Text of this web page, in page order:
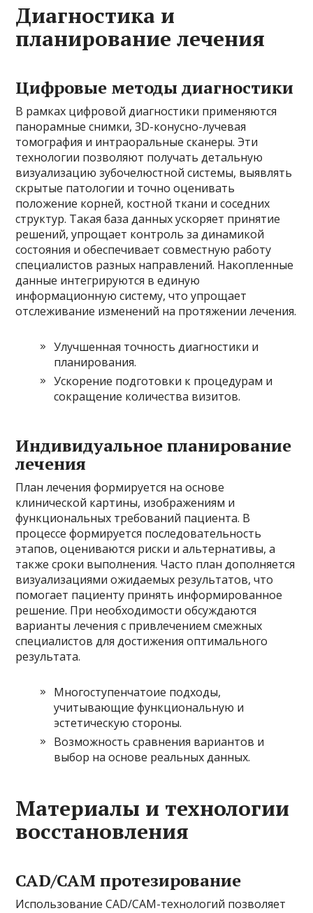
Диагностика и
планирование лечения
Цифровые методы диагностики
В рамках цифровой диагностики применяются
панорамные снимки, 3D-конусно-лучевая
томография и интраоральные сканеры. Эти
технологии позволяют получать детальную
визуализацию зубочелюстной системы, выявлять
скрытые патологии и точно оценивать
положение корней, костной ткани и соседних
структур. Такая база данных ускоряет принятие
решений, упрощает контроль за динамикой
состояния и обеспечивает совместную работу
специалистов разных направлений. Накопленные
данные интегрируются в единую
информационную систему, что упрощает
отслеживание изменений на протяжении лечения.
Улучшенная точность диагностики и
планирования.
Ускорение подготовки к процедурам и
сокращение количества визитов.
Индивидуальное планирование
лечения
План лечения формируется на основе
клинической картины, изображениям и
функциональных требований пациента. В
процессе формируется последовательность
этапов, оцениваются риски и альтернативы, а
также сроки выполнения. Часто план дополняется
визуализациями ожидаемых результатов, что
помогает пациенту принять информированное
решение. При необходимости обсуждаются
варианты лечения с привлечением смежных
специалистов для достижения оптимального
результата.
Многоступенчатоие подходы,
учитывающие функциональную и
эстетическую стороны.
Возможность сравнения вариантов и
выбор на основе реальных данных.
Материалы и технологии
восстановления
CAD/CAM протезирование
Использование CAD/CAM-технологий позволяет